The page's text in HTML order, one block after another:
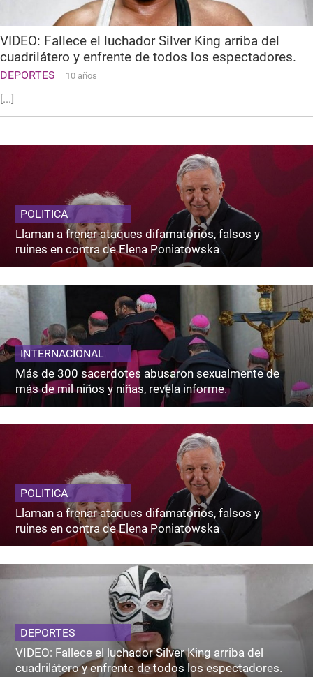
VIDEO: Fallece el luchador Silver King arriba del
cuadrilátero y enfrente de todos los espectadores.
DEPORTES 10 años
[...]
POLITICA
Llaman a frenar ataques difamatorios, falsos y
ruines en contra de Elena Poniatowska
INTERNACIONAL
Más de 300 sacerdotes abusaron sexualmente de
más de mil niños y niñas, revela informe.
POLITICA
Llaman a frenar ataques difamatorios, falsos y
ruines en contra de Elena Poniatowska
DEPORTES
VIDEO: Fallece el luchador Silver King arriba del
cuadrilátero y enfrente de todos los espectadores.